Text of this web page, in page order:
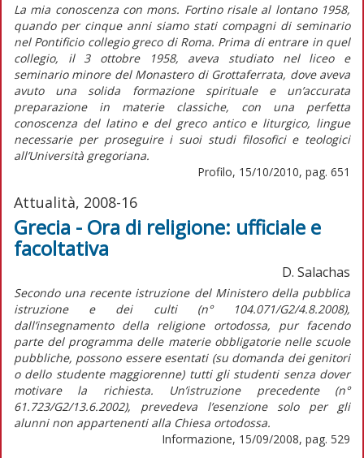
La mia conoscenza con mons. Fortino risale al lontano 1958,
quando per cinque anni siamo stati compagni di seminario
nel Pontificio collegio greco di Roma. Prima di entrare in quel
collegio, il 3 ottobre 1958, aveva studiato nel liceo e
seminario minore del Monastero di Grottaferrata, dove aveva
avuto una solida formazione spirituale e un’accurata
preparazione in materie classiche, con una perfetta
conoscenza del latino e del greco antico e liturgico, lingue
necessarie per proseguire i suoi studi filosofici e teologici
all’Università gregoriana.
Profilo, 15/10/2010, pag. 651
Attualità, 2008-16
Grecia - Ora di religione: ufficiale e
facoltativa
D. Salachas
Secondo una recente istruzione del Ministero della pubblica
istruzione e dei culti (n° 104.071/G2/4.8.2008),
dall’insegnamento della religione ortodossa, pur facendo
parte del programma delle materie obbligatorie nelle scuole
pubbliche, possono essere esentati (su domanda dei genitori
o dello studente maggiorenne) tutti gli studenti senza dover
motivare la richiesta. Un’istruzione precedente (n°
61.723/G2/13.6.2002), prevedeva l’esenzione solo per gli
alunni non appartenenti alla Chiesa ortodossa.
Informazione, 15/09/2008, pag. 529